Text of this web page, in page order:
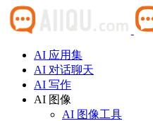
AI 应用集
AI 对话聊天
AI 写作
AI 图像
AI 图像工具